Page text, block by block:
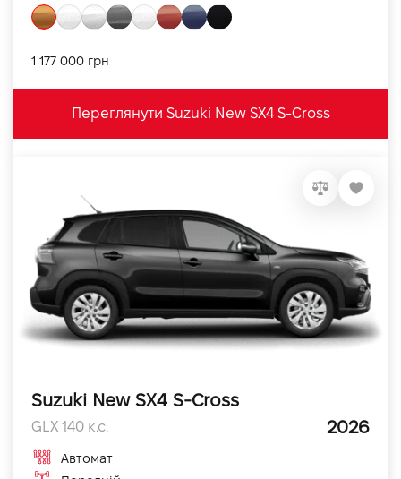
1 177 000 грн
Переглянути Suzuki New SX4 S-Cross
Suzuki New SX4 S-Cross
GLX 140 к.с. 2026
Автомат